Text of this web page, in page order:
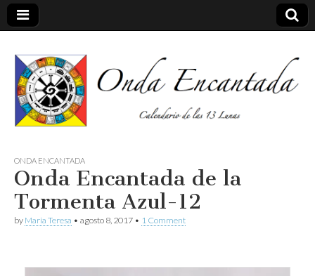
Onda
encantada
ONDA ENCANTADA
Onda Encantada de la
Tormenta Azul-12
by Maria Teresa • agosto 8, 2017 • 1 Comment